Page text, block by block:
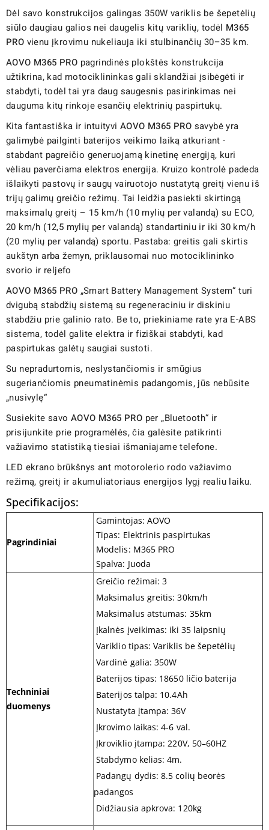
Dėl savo konstrukcijos galingas 350W variklis be šepetėlių
siūlo daugiau galios nei daugelis kitų variklių, todėl M365
PRO vienu įkrovimu nukeliauja iki stulbinančių 30–35 km.
AOVO M365 PRO pagrindinės plokštės konstrukcija
užtikrina, kad motociklininkas gali sklandžiai įsibėgėti ir
stabdyti, todėl tai yra daug saugesnis pasirinkimas nei
dauguma kitų rinkoje esančių elektrinių paspirtukų.
Kita fantastiška ir intuityvi AOVO M365 PRO savybė yra
galimybė pailginti baterijos veikimo laiką atkuriant -
stabdant pagreičio generuojamą kinetinę energiją, kuri
vėliau paverčiama elektros energija. Kruizo kontrolė padeda
išlaikyti pastovų ir saugų vairuotojo nustatytą greitį vienu iš
trijų galimų greičio režimų. Tai leidžia pasiekti skirtingą
maksimalų greitį – 15 km/h (10 mylių per valandą) su ECO,
20 km/h (12,5 mylių per valandą) standartiniu ir iki 30 km/h
(20 mylių per valandą) sportu. Pastaba: greitis gali skirtis
aukštyn arba žemyn, priklausomai nuo motociklininko
svorio ir reljefo
AOVO M365 PRO „Smart Battery Management System“ turi
dvigubą stabdžių sistemą su regeneraciniu ir diskiniu
stabdžiu prie galinio rato. Be to, priekiniame rate yra E-ABS
sistema, todėl galite elektra ir fiziškai stabdyti, kad
paspirtukas galėtų saugiai sustoti.
Su nepradurtomis, neslystančiomis ir smūgius
sugeriančiomis pneumatinėmis padangomis, jūs nebūsite
„nusivylę“
Susiekite savo AOVO M365 PRO per „Bluetooth“ ir
prisijunkite prie programėlės, čia galėsite patikrinti
važiavimo statistiką tiesiai išmaniajame telefone.
LED ekrano brūkšnys ant motorolerio rodo važiavimo
režimą, greitį ir akumuliatoriaus energijos lygį realiu laiku.
Specifikacijos:
Pagrindiniai
Gamintojas: AOVO
Tipas: Elektrinis paspirtukas
Modelis: M365 PRO
Spalva: Juoda
Techniniai
duomenys
Greičio režimai: 3
Maksimalus greitis: 30km/h
Maksimalus atstumas: 35km
Įkalnės įveikimas: iki 35 laipsnių
Variklio tipas: Variklis be šepetėlių
Vardinė galia: 350W
Baterijos tipas: 18650 ličio baterija
Baterijos talpa: 10.4Ah
Nustatyta įtampa: 36V
Įkrovimo laikas: 4-6 val.
Įkroviklio įtampa: 220V, 50–60HZ
Stabdymo kelias: 4m.
Padangų dydis: 8.5 colių beorės
padangos
Didžiausia apkrova: 120kg